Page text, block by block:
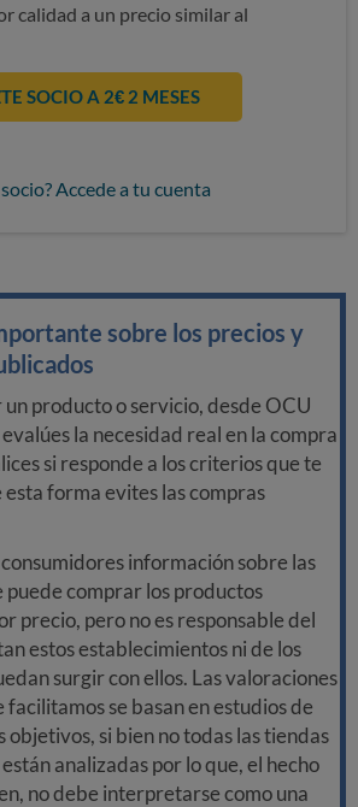
calidad a un precio similar al
SOCIO A 2€ 2 MESES
socio? Accede a tu cuenta
sobre los precios y
producto o servicio, desde OCU
la necesidad real en la compra
si responde a los criterios que te
esta forma evites las compras
información sobre las
puede comprar los productos
precio, pero no es responsable del
estos establecimientos ni de los
surgir con ellos. Las valoraciones
facilitamos se basan en estudios de
si bien no todas las tiendas
analizadas por lo que, el hecho
no debe interpretarse como una